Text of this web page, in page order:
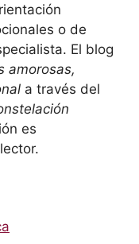
o de
El blog
amorosas,
a través del
es